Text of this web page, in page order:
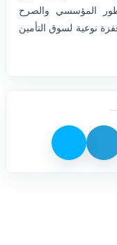
المؤسسي والصرح
نوعية لسوق التأمين